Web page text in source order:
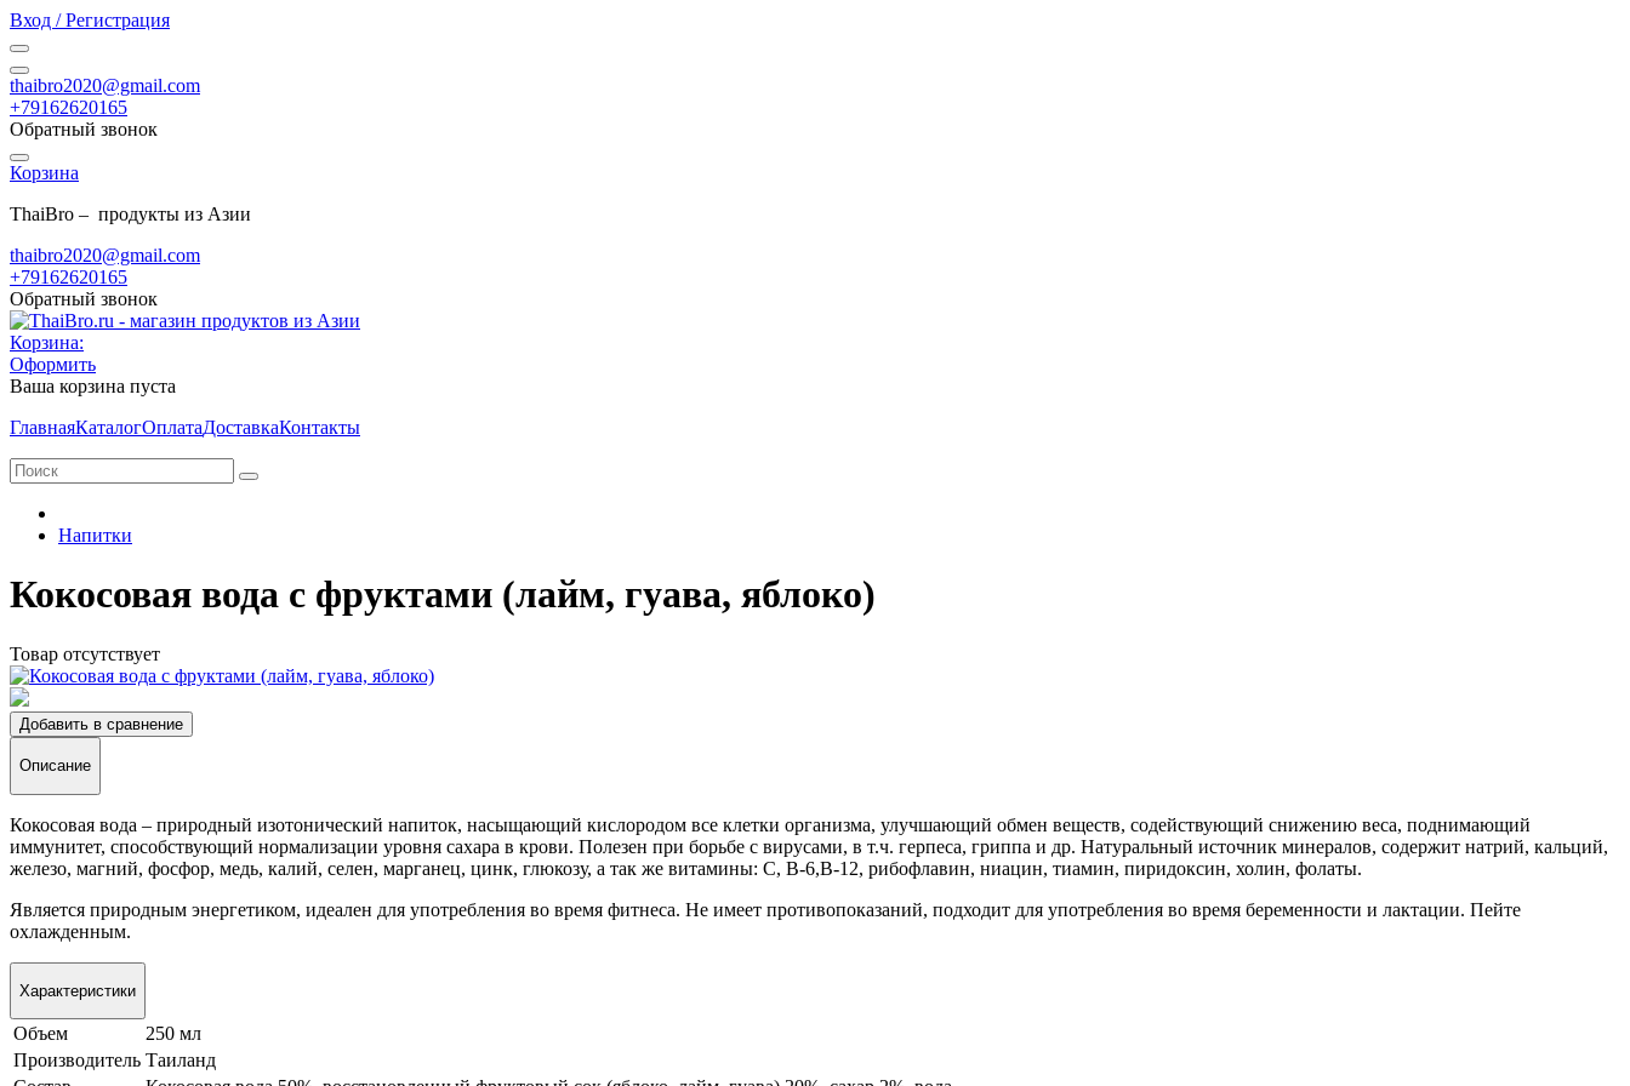
Вход / Регистрация
thaibro2020@gmail.com
+79162620165
Обратный звонок
Корзина
ThaiBro – продукты из Азии
thaibro2020@gmail.com
+79162620165
Обратный звонок
Корзина:
Оформить
Ваша корзина пуста
ГлавнаяКаталогОплатаДоставкаКонтакты
Напитки
Кокосовая вода с фруктами (лайм, гуава, яблоко)
Товар отсутствует
Добавить в сравнение
Описание
Кокосовая вода – природный изотонический напиток, насыщающий кислородом все клетки организма, улучшающий обмен веществ, содействующий снижению веса, поднимающий
иммунитет, способствующий нормализации уровня сахара в крови. Полезен при борьбе с вирусами, в т.ч. герпеса, гриппа и др. Натуральный источник минералов, содержит натрий, кальций,
железо, магний, фосфор, медь, калий, селен, марганец, цинк, глюкозу, а так же витамины: С, В-6,В-12, рибофлавин, ниацин, тиамин, пиридоксин, холин, фолаты.
Является природным энергетиком, идеален для употребления во время фитнеса. Не имеет противопоказаний, подходит для употребления во время беременности и лактации. Пейте
охлажденным.
Характеристики
Объем
250 мл
Производитель Таиланд